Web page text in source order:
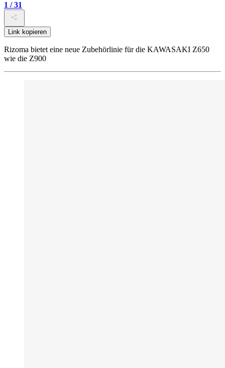
1 / 31
Link kopieren
Rizoma bietet eine neue Zubehörlinie für die KAWASAKI Z650
wie die Z900